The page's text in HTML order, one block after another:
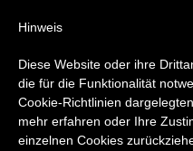
Hinweis
Diese Website oder ihre
die für die Funktionalität
Cookie-Richtlinien
mehr erfahren oder Ihre
einzelnen Cookies